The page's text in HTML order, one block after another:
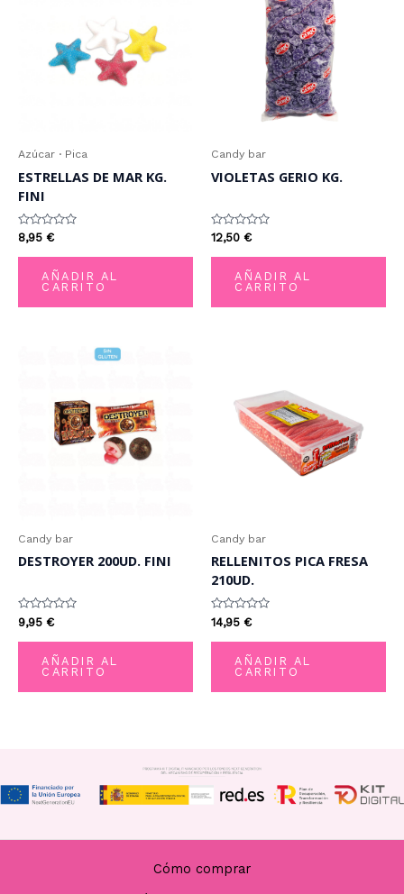
Azúcar · Pica
ESTRELLAS DE MAR KG.
FINI
Valorado
con
0
8,95 €
AÑADIR AL
CARRITO
Candy bar
VIOLETAS GERIO KG.
Valorado
con
0
12,50 €
AÑADIR AL
CARRITO
Candy bar
DESTROYER 200UD. FINI
Valorado
con
0
9,95 €
AÑADIR AL
CARRITO
Candy bar
RELLENITOS PICA FRESA
210UD.
Valorado
con
0
14,95 €
AÑADIR AL
CARRITO
Cómo comprar